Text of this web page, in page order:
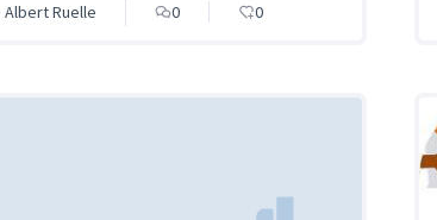
Albert Ruelle 0 0